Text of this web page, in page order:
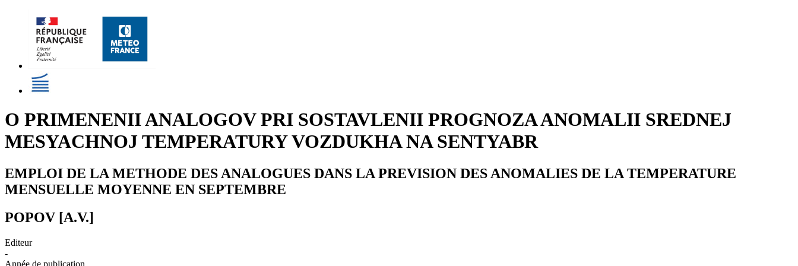
O PRIMENENII ANALOGOV PRI SOSTAVLENII PROGNOZA ANOMALII SREDNEJ
MESYACHNOJ TEMPERATURY VOZDUKHA NA SENTYABR
EMPLOI DE LA METHODE DES ANALOGUES DANS LA PREVISION DES ANOMALIES DE LA TEMPERATURE
MENSUELLE MOYENNE EN SEPTEMBRE
POPOV [A.V.]
Editeur
-
Année de publication